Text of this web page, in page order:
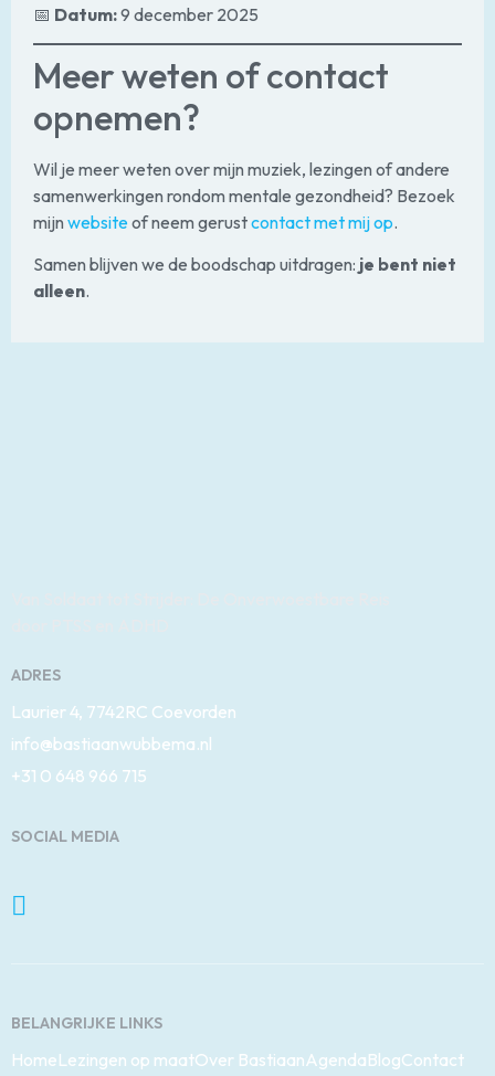
📅 Datum:9 december 2025
Meer weten of contact
opnemen?
Wil je meer weten over mijn muziek, lezingen of andere
samenwerkingen rondom mentale gezondheid? Bezoek
mijn websiteof neem gerustcontact met mij op.
Samen blijven we de boodschap uitdragen: je bent niet
alleen.
ADRES
Laurier 4, 7742RC Coevorden
info@bastiaanwubbema.nl
+31 0 648 966 715
SOCIAL MEDIA
BELANGRIJKE LINKS
HomeLezingen op maatOver BastiaanAgendaBlogContact